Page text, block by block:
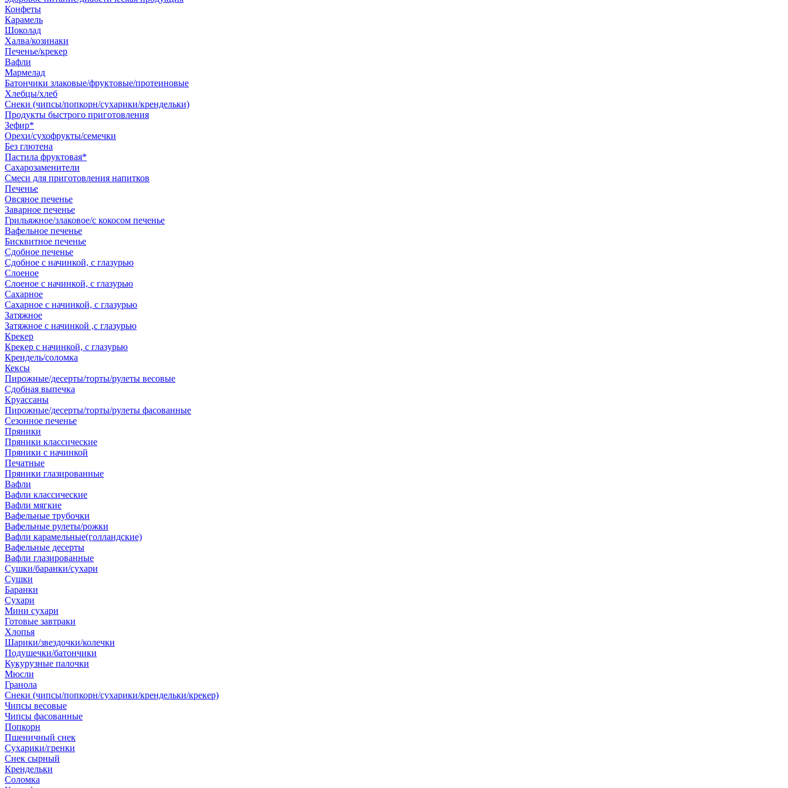
Конфеты
Карамель
Шоколад
Халва/козинаки
Печенье/крекер
Вафли
Мармелад
Батончики злаковые/фруктовые/протеиновые
Хлебцы/хлеб
Снеки (чипсы/попкорн/сухарики/крендельки)
Продукты быстрого приготовления
Зефир*
Орехи/сухофрукты/семечки
Без глютена
Пастила фруктовая*
Сахарозаменители
Смеси для приготовления напитков
Печенье
Овсяное печенье
Заварное печенье
Грильяжное/злаковое/с кокосом печенье
Вафельное печенье
Бисквитное печенье
Сдобное печенье
Сдобное с начинкой, с глазурью
Слоеное
Слоеное с начинкой, с глазурью
Сахарное
Сахарное с начинкой, с глазурью
Затяжное
Затяжное с начинкой ,с глазурью
Крекер
Крекер с начинкой, с глазурью
Крендель/соломка
Кексы
Пирожные/десерты/торты/рулеты весовые
Сдобная выпечка
Круассаны
Пирожные/десерты/торты/рулеты фасованные
Сезонное печенье
Пряники
Пряники классические
Пряники с начинкой
Печатные
Пряники глазированные
Вафли
Вафли классические
Вафли мягкие
Вафельные трубочки
Вафельные рулеты/рожки
Вафли карамельные(голландские)
Вафельные десерты
Вафли глазированные
Сушки/баранки/сухари
Сушки
Баранки
Сухари
Мини сухари
Готовые завтраки
Хлопья
Шарики/звездочки/колечки
Подушечки/батончики
Кукурузные палочки
Мюсли
Гранола
Снеки (чипсы/попкорн/сухарики/крендельки/крекер)
Чипсы весовые
Чипсы фасованные
Попкорн
Пшеничный снек
Сухарики/гренки
Снек сырный
Крендельки
Соломка